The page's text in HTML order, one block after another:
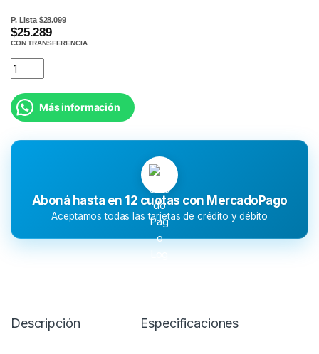
P. Lista$28.099
$25.289
CON TRANSFERENCIA
Más información
Aboná hasta en 12 cuotas con MercadoPago
Aceptamos todas las tarjetas de crédito y débito
Descripción Especificaciones